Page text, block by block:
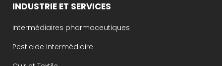
INDUSTRIE ET SERVICES
intermédiaires pharmaceutiques
Pesticide Intermédiaire